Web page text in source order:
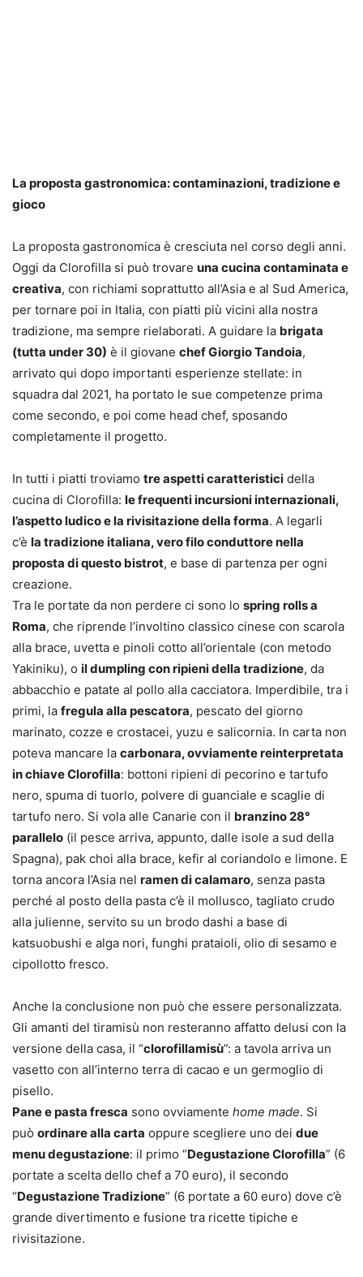
La proposta gastronomica: contaminazioni, tradizione e
gioco
La proposta gastronomica è cresciuta nel corso degli anni.
Oggi da Clorofilla si può trovare una cucina contaminata e
creativa, con richiami soprattutto all’Asia e al Sud America,
per tornare poi in Italia, con piatti più vicini alla nostra
tradizione, ma sempre rielaborati. A guidare la brigata
(tutta under 30) è il giovane chef Giorgio Tandoia,
arrivato qui dopo importanti esperienze stellate: in
squadra dal 2021, ha portato le sue competenze prima
come secondo, e poi come head chef, sposando
completamente il progetto.
In tutti i piatti troviamo tre aspetti caratteristici della
cucina di Clorofilla: le frequenti incursioni internazionali,
l’aspetto ludico e la rivisitazione della forma. A legarli
c’è la tradizione italiana, vero filo conduttore nella
proposta di questo bistrot, e base di partenza per ogni
creazione.
Tra le portate da non perdere ci sono lo spring rolls a
Roma, che riprende l’involtino classico cinese con scarola
alla brace, uvetta e pinoli cotto all’orientale (con metodo
Yakiniku), o il dumpling con ripieni della tradizione, da
abbacchio e patate al pollo alla cacciatora. Imperdibile, tra i
primi, la fregula alla pescatora, pescato del giorno
marinato, cozze e crostacei, yuzu e salicornia. In carta non
poteva mancare la carbonara, ovviamente reinterpretata
in chiave Clorofilla: bottoni ripieni di pecorino e tartufo
nero, spuma di tuorlo, polvere di guanciale e scaglie di
tartufo nero. Si vola alle Canarie con il branzino 28°
parallelo (il pesce arriva, appunto, dalle isole a sud della
Spagna), pak choi alla brace, kefir al coriandolo e limone. E
torna ancora l’Asia nel ramen di calamaro, senza pasta
perché al posto della pasta c’è il mollusco, tagliato crudo
alla julienne, servito su un brodo dashi a base di
katsuobushi e alga nori, funghi prataioli, olio di sesamo e
cipollotto fresco.
Anche la conclusione non può che essere personalizzata.
Gli amanti del tiramisù non resteranno affatto delusi con la
versione della casa, il “clorofillamisù”: a tavola arriva un
vasetto con all’interno terra di cacao e un germoglio di
pisello.
Pane e pasta fresca sono ovviamente home made. Si
può ordinare alla carta oppure scegliere uno dei due
menu degustazione: il primo “Degustazione Clorofilla” (6
portate a scelta dello chef a 70 euro), il secondo
“Degustazione Tradizione” (6 portate a 60 euro) dove c’è
grande divertimento e fusione tra ricette tipiche e
rivisitazione.